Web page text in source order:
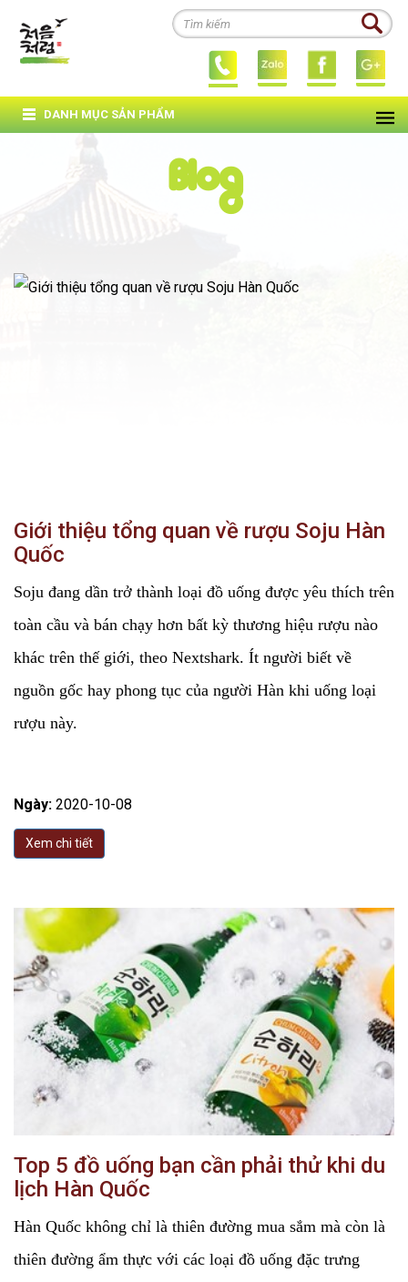
DANH MỤC SẢN PHẨM
Blog
Giới thiệu tổng quan về rượu Soju Hàn
Quốc
Soju đang dần trở thành loại đồ uống được yêu thích trên
toàn cầu và bán chạy hơn bất kỳ thương hiệu rượu nào
khác trên thế giới, theo Nextshark. Ít người biết về
nguồn gốc hay phong tục của người Hàn khi uống loại
rượu này.
Ngày: 2020-10-08
Xem chi tiết
Top 5 đồ uống bạn cần phải thử khi du
lịch Hàn Quốc
Hàn Quốc không chỉ là thiên đường mua sắm mà còn là
thiên đường ẩm thực với các loại đồ uống đặc trưng